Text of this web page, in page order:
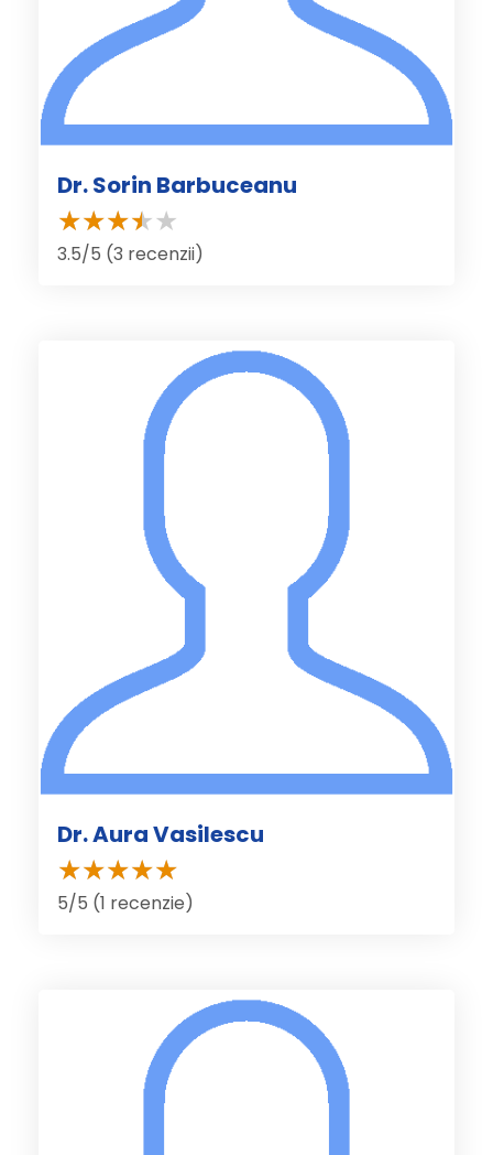
Dr. Sorin Barbuceanu
3.5/5 (3 recenzii)
Dr. Aura Vasilescu
5/5 (1 recenzie)